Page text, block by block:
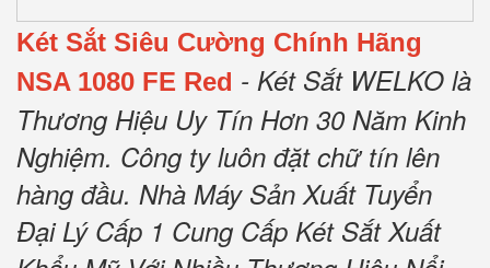
Két Sắt Siêu Cường Chính Hãng
NSA 1080 FE Red - Két Sắt WELKO là
Thương Hiệu Uy Tín Hơn 30 Năm Kinh
Nghiệm. Công ty luôn đặt chữ tín lên
hàng đầu. Nhà Máy Sản Xuất Tuyển
Đại Lý Cấp 1 Cung Cấp Két Sắt Xuất